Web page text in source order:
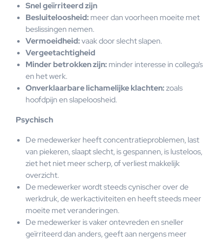
Snel geïrriteerd zijn
Besluiteloosheid: meer dan voorheen moeite met
beslissingen nemen.
Vermoeidheid:vaak door slecht slapen.
Vergeetachtigheid
Minder betrokken zijn: minder interesse in collega’s
en het werk.
Onverklaarbare lichamelijke klachten:zoals
hoofdpijn en slapeloosheid.
Psychisch
De medewerker heeft concentratieproblemen, last
van piekeren, slaapt slecht, is gespannen, is lusteloos,
ziet het niet meer scherp, of verliest makkelijk
overzicht.
De medewerker wordt steeds cynischer over de
werkdruk, de werkactiviteiten en heeft steeds meer
moeite met veranderingen.
De medewerker is vaker ontevreden en sneller
geïrriteerd dan anders, geeft aan nergens meer